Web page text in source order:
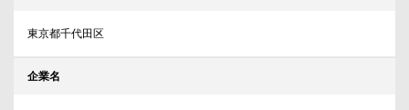
東京都千代田区
企業名